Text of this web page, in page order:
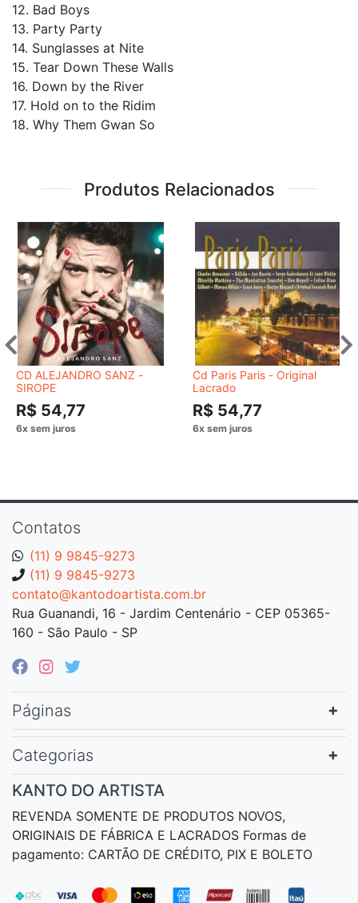
12. Bad Boys
13. Party Party
14. Sunglasses at Nite
15. Tear Down These Walls
16. Down by the River
17. Hold on to the Ridim
18. Why Them Gwan So
Produtos Relacionados
CD ALEJANDRO SANZ -
SIROPE
R$ 54,77
Cd Paris Paris - Original
Lacrado
R$ 54,77
Contatos
(11) 9 9845-9273
(11) 9 9845-9273
contato@kantodoartista.com.br
Rua Guanandi, 16 - Jardim Centenário - CEP 05365-
160 - São Paulo - SP
Páginas
Categorias
KANTO DO ARTISTA
REVENDA SOMENTE DE PRODUTOS NOVOS,
ORIGINAIS DE FÁBRICA E LACRADOS Formas de
pagamento: CARTÃO DE CRÉDITO, PIX E BOLETO